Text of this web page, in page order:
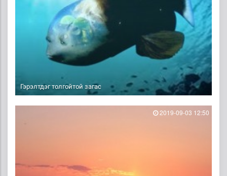
Гэрэлтдэг толгойтой загас
2019-09-03 12:50